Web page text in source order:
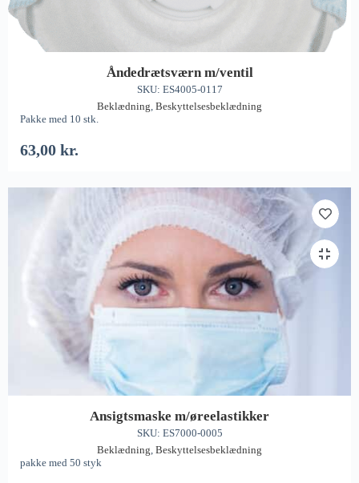
Åndedrætsværn m/ventil
SKU: ES4005-0117
Beklædning, Beskyttelsesbeklædning
Pakke med 10 stk.
63,00 kr.
Ansigtsmaske m/øreelastikker
SKU: ES7000-0005
Beklædning, Beskyttelsesbeklædning
pakke med 50 styk